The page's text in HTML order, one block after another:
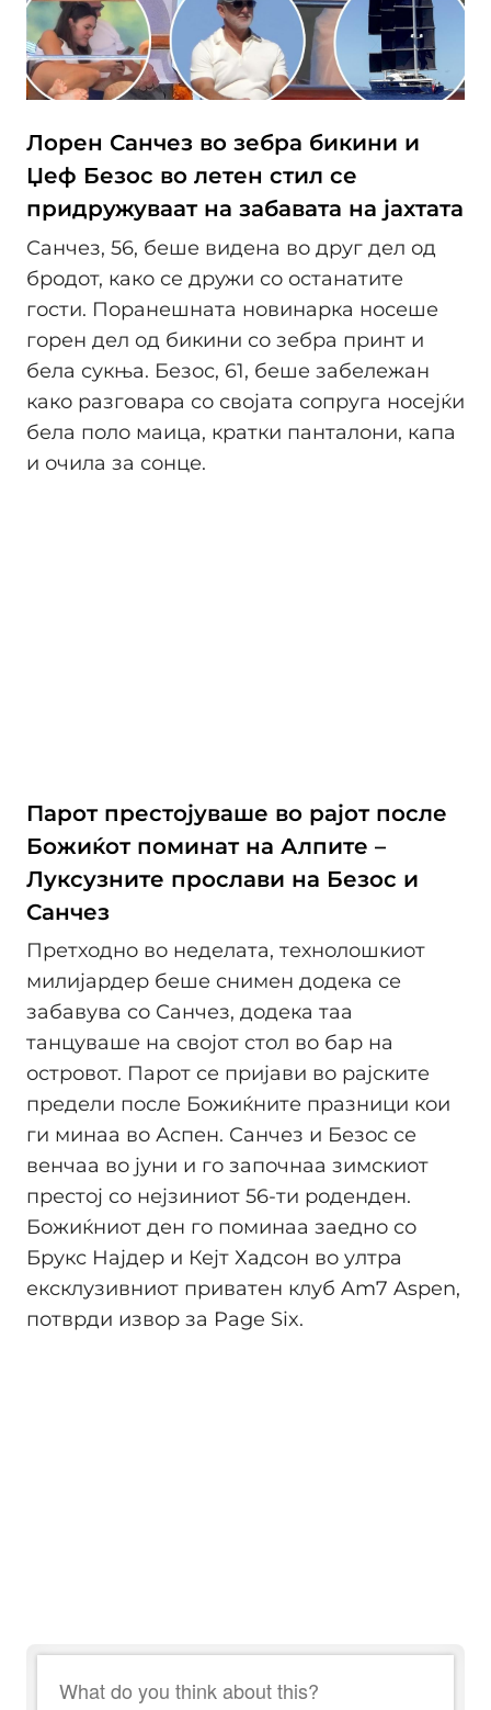
Лорен Санчез во зебра бикини и
Џеф Безос во летен стил се
придружуваат на забавата на јахтата
Санчез, 56, беше видена во друг дел од
бродот, како се дружи со останатите
гости. Поранешната новинарка носеше
горен дел од бикини со зебра принт и
бела сукња. Безос, 61, беше забележан
како разговара со својата сопруга носејќи
бела поло маица, кратки панталони, капа
и очила за сонце.
Парот престојуваше во рајот после
Божиќот поминат на Алпите –
Луксузните прослави на Безос и
Санчез
Претходно во неделата, технолошкиот
милијардер беше снимен додека се
забавува со Санчез, додека таа
танцуваше на својот стол во бар на
островот. Парот се пријави во рајските
предели после Божиќните празници кои
ги минаа во Аспен. Санчез и Безос се
венчаа во јуни и го започнаа зимскиот
престој со нејзиниот 56-ти роденден.
Божиќниот ден го поминаa заедно со
Брукс Најдер и Кејт Хадсон во ултра
ексклузивниот приватен клуб Am7 Aspen,
потврди извор за Page Six.